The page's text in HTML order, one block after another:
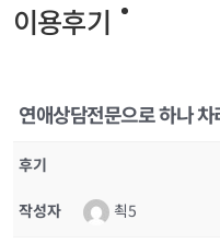
이용후기
연애상담전문으로 하나
후기
작성자 쵝5